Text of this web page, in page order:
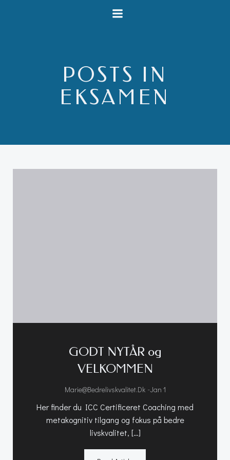
til
POSTS IN
EKSAMEN
GODT NYTÅR og
VELKOMMEN
Marie@bedrelivskvalitet.dk -Jan 1
Her finder du ICC Certificeret Coaching med
metakognitiv tilgang og fokus på bedre
livskvalitet, […]